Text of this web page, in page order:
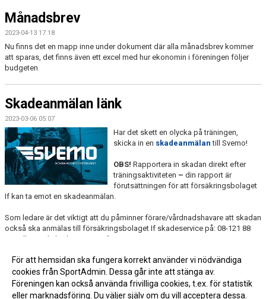
Månadsbrev
2023-04-13 17:18
Nu finns det en mapp inne under dokument där alla månadsbrev kommer
att sparas, det finns även ett excel med hur ekonomin i föreningen följer
budgeten
Skadeanmälan länk
2023-03-06 05:07
Har det skett en olycka på träningen,
skicka in en skadeanmälan till Svemo!
OBS! Rapportera in skadan direkt efter
träningsaktiviteten – din rapport är
förutsättningen för att försäkringsbolaget
If kan ta emot en skadeanmälan.
Som ledare är det viktigt att du påminner förare/vårdnadshavare att skadan
också ska anmälas till försäkringsbolaget If skadeservice på: 08-121 88
330 eller mejl
skadeservice@if.se
För att hemsidan ska fungera korrekt använder vi nödvändiga
cookies från SportAdmin. Dessa går inte att stänga av.
Föreningen kan också använda frivilliga cookies, t.ex. för statistik
eller marknadsföring. Du väljer själv om du vill acceptera dessa.